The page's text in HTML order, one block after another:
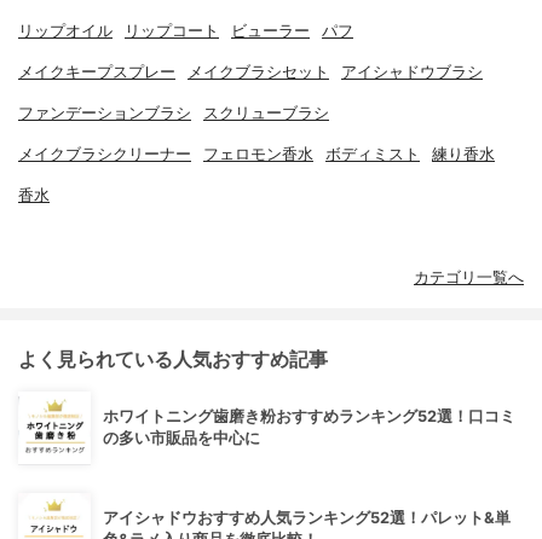
リップオイル リップコート ビューラー パフ
メイクキープスプレー メイクブラシセット アイシャドウブラシ
ファンデーションブラシ スクリューブラシ
メイクブラシクリーナー フェロモン香水 ボディミスト 練り香水
香水
カテゴリ一覧へ
よく見られている人気おすすめ記事
ホワイトニング歯磨き粉おすすめランキング52選！口コミ
の多い市販品を中心に
アイシャドウおすすめ人気ランキング52選！パレット&単